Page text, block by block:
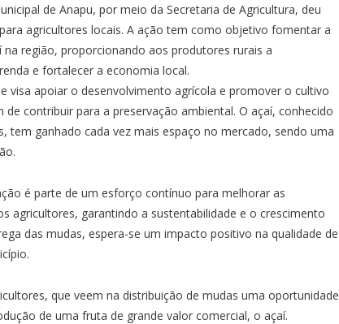
de Anapu, por meio da Secretaria de Agricultura, deu
agricultores locais. A ação tem como objetivo fomentar a
região, proporcionando aos produtores rurais a
e fortalecer a economia local.
visa apoiar o desenvolvimento agrícola e promover o cultivo
contribuir para a preservação ambiental. O açaí, conhecido
tem ganhado cada vez mais espaço no mercado, sendo uma
é parte de um esforço contínuo para melhorar as
agricultores, garantindo a sustentabilidade e o crescimento
das mudas, espera-se um impacto positivo na qualidade de
que veem na distribuição de mudas uma oportunidade
de uma fruta de grande valor comercial, o açaí.